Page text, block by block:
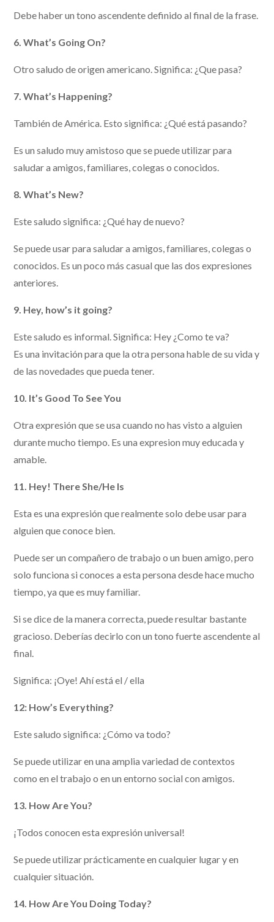
Debe haber un tono ascendente definido al final de la frase.
6. What’s Going On?
Otro saludo de origen americano. Significa: ¿Que pasa?
7. What’s Happening?
También de América. Esto significa: ¿Qué está pasando?
Es un saludo muy amistoso que se puede utilizar para
saludar a amigos, familiares, colegas o conocidos.
8. What’s New?
Este saludo significa: ¿Qué hay de nuevo?
Se puede usar para saludar a amigos, familiares, colegas o
conocidos. Es un poco más casual que las dos expresiones
anteriores.
9. Hey, how’s it going?
Este saludo es informal. Significa: Hey ¿Como te va?
Es una invitación para que la otra persona hable de su vida y
de las novedades que pueda tener.
10. It’s Good To See You
Otra expresión que se usa cuando no has visto a alguien
durante mucho tiempo. Es una expresion muy educada y
amable.
11. Hey! There She/He Is
Esta es una expresión que realmente solo debe usar para
alguien que conoce bien.
Puede ser un compañero de trabajo o un buen amigo, pero
solo funciona si conoces a esta persona desde hace mucho
tiempo, ya que es muy familiar.
Si se dice de la manera correcta, puede resultar bastante
gracioso. Deberías decirlo con un tono fuerte ascendente al
final.
Significa: ¡Oye! Ahí está el / ella
12: How’s Everything?
Este saludo significa: ¿Cómo va todo?
Se puede utilizar en una amplia variedad de contextos
como en el trabajo o en un entorno social con amigos.
13. How Are You?
¡Todos conocen esta expresión universal!
Se puede utilizar prácticamente en cualquier lugar y en
cualquier situación.
14. How Are You Doing Today?